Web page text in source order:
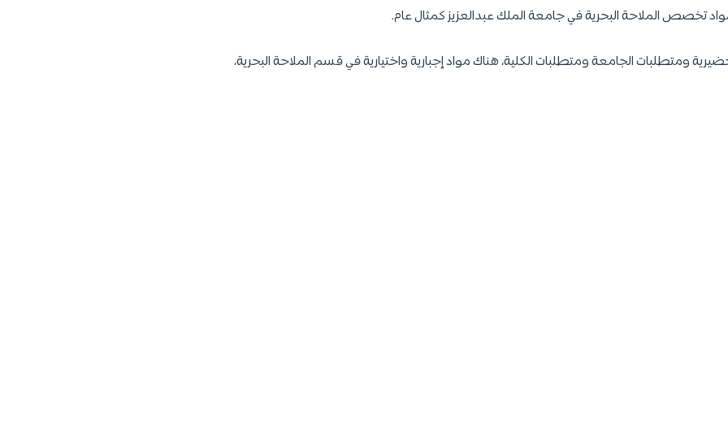
تخصص الملاحة البحرية في جامعة الملك عبدالعزيز كمثال عام.
ومتطلبات الجامعة ومتطلبات الكلية، هناك مواد إجبارية واختيارية في قسم الملاحة البحرية،